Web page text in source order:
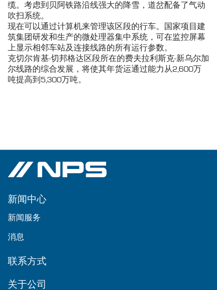
缆。考虑到贝阿铁路沿线强大的降雪，道岔配备了气动
吹扫系统。
现在可以通过计算机来管理该区段的行车。国家项目建
筑集团研发和生产的微处理器集中系统，可在监控屏幕
上显示相邻车站及连接线路的所有运行参数。
克切尔肯基-切邦格达区段所在的费夫拉利斯克-新乌尔加
尔线路的综合发展，将使其年货运通过能力从2,600万
吨提高到5,300万吨。
新闻中心
新闻服务
消息
联系方式
关于公司